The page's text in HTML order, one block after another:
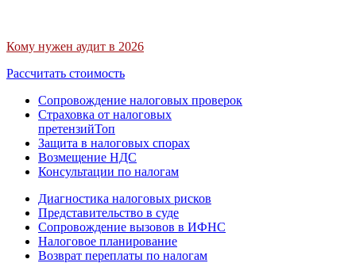
Кому нужен аудит в 2026
Рассчитать стоимость
Сопровождение налоговых проверок
Страховка от налоговых
претензийТоп
Защита в налоговых спорах
Возмещение НДС
Консультации по налогам
Диагностика налоговых рисков
Представительство в суде
Сопровождение вызовов в ИФНС
Налоговое планирование
Возврат переплаты по налогам